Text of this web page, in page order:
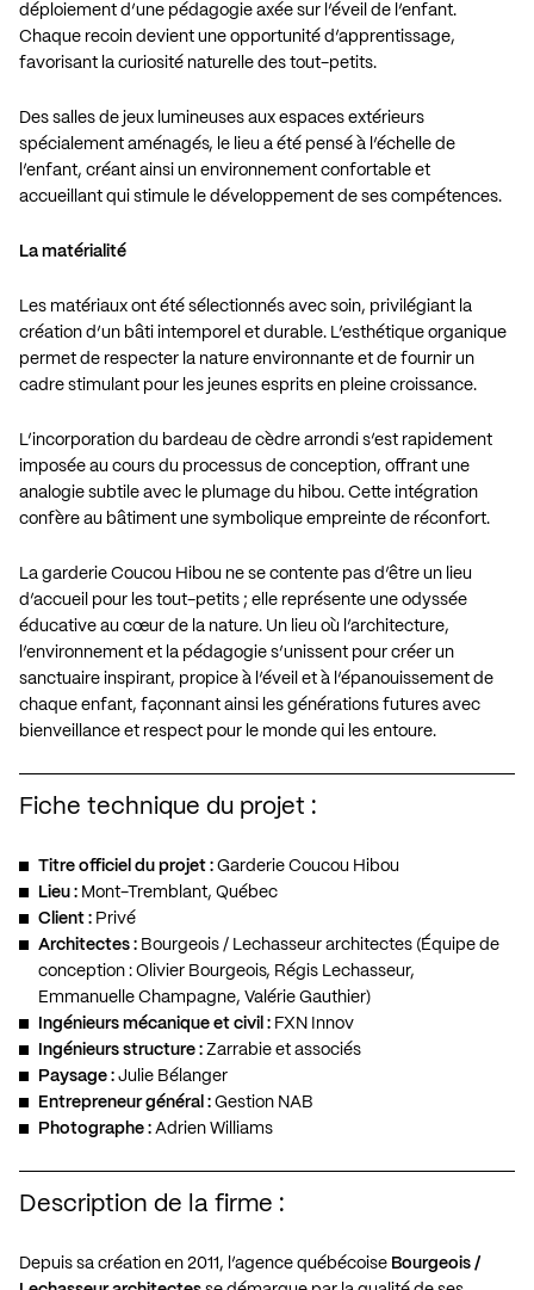
déploiement d’une pédagogie axée sur l’éveil de l’enfant.
Chaque recoin devient une opportunité d’apprentissage,
favorisant la curiosité naturelle des tout-petits.
Des salles de jeux lumineuses aux espaces extérieurs
spécialement aménagés, le lieu a été pensé à l’échelle de
l’enfant, créant ainsi un environnement confortable et
accueillant qui stimule le développement de ses compétences.
La matérialité
Les matériaux ont été sélectionnés avec soin, privilégiant la
création d’un bâti intemporel et durable. L’esthétique organique
permet de respecter la nature environnante et de fournir un
cadre stimulant pour les jeunes esprits en pleine croissance.
L’incorporation du bardeau de cèdre arrondi s’est rapidement
imposée au cours du processus de conception, offrant une
analogie subtile avec le plumage du hibou. Cette intégration
confère au bâtiment une symbolique empreinte de réconfort.
La garderie Coucou Hibou ne se contente pas d’être un lieu
d’accueil pour les tout-petits ; elle représente une odyssée
éducative au cœur de la nature. Un lieu où l’architecture,
l’environnement et la pédagogie s’unissent pour créer un
sanctuaire inspirant, propice à l’éveil et à l’épanouissement de
chaque enfant, façonnant ainsi les générations futures avec
bienveillance et respect pour le monde qui les entoure.
Fiche technique du projet :
Titre officiel du projet : Garderie Coucou Hibou
Lieu : Mont-Tremblant, Québec
Client : Privé
Architectes : Bourgeois / Lechasseur architectes (Équipe de
conception : Olivier Bourgeois, Régis Lechasseur,
Emmanuelle Champagne, Valérie Gauthier)
Ingénieurs mécanique et civil : FXN Innov
Ingénieurs structure : Zarrabie et associés
Paysage : Julie Bélanger
Entrepreneur général : Gestion NAB
Photographe : Adrien Williams
Description de la firme :
Depuis sa création en 2011, l’agence québécoise Bourgeois /